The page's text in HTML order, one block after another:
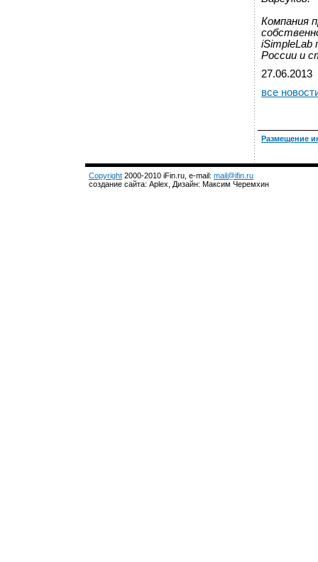
Компания
iSimpleLab
России и
27.06.2013
все
Размещение
Copyright 2000-2010 iFin.ru, e-mail: mail@ifin.ru
создание сайта: Aplex, Дизайн: Максим Черемхин